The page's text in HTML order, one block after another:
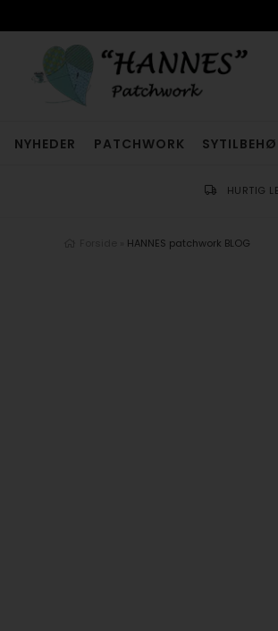
NYHEDER PATCHWORK
HURTIG
HANNES patchwork BLOG